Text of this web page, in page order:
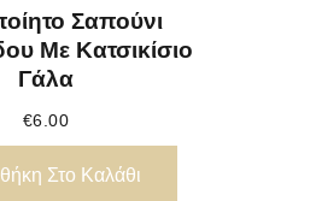
Σαπούνι
Με Κατσικίσιο
Γάλα
€6.00
Στο Καλάθι